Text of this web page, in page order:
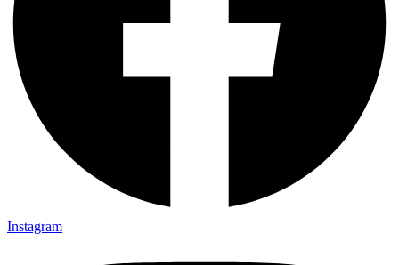
Instagram